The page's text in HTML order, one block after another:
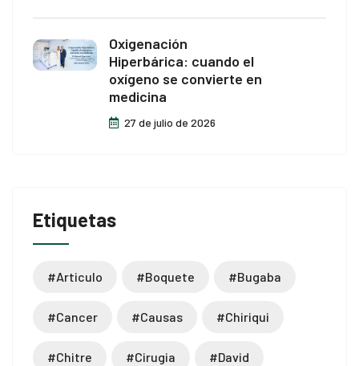
Oxigenación
Hiperbárica: cuando el
oxígeno se convierte en
medicina
27 de julio de 2026
Etiquetas
#articulo #boquete #bugaba
#cancer #causas #chiriqui
#chitre #cirugia #david